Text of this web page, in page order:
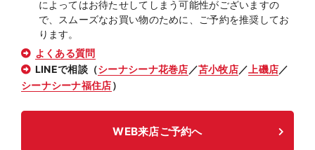
によってはお待たせしてしまう可能性がございますの
で、スムーズなお買い物のために、ご予約を推奨してお
ります。
よくある質問
LINEで相談（シーナシーナ花巻店 ／苫小牧店／ 上磯店／
シーナシーナ福住店）
WEB来店ご予約へ